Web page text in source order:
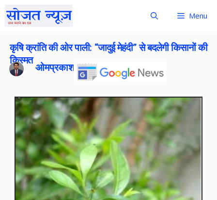
Menu
कृषि क्रांति की ओर पाली: “जादुई मेहंदी” से बदलेगी किसानों की
किस्मत
ओमप्रकाश बोराना
Publish On:26 April 2026